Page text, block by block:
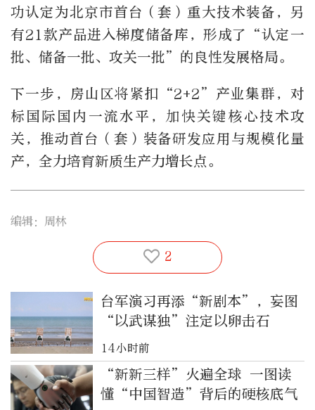
功认定为北京市首台（套）重大技术装备，另
有21款产品进入梯度储备库，形成了“认定一
批、储备一批、攻关一批”的良性发展格局。
下一步，房山区将紧扣“2+2”产业集群，对
标国际国内一流水平，加快关键核心技术攻
关，推动首台（套）装备研发应用与规模化量
产，全力培育新质生产力增长点。
编辑：周林
2
台军演习再添“新剧本”，妄图
“以武谋独”注定以卵击石
14小时前
“新新三样”火遍全球 一图读
懂“中国智造”背后的硬核底气